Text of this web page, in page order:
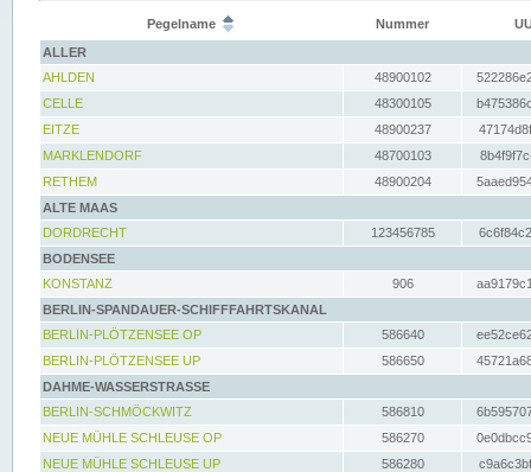
Pegelname Nummer
ALLER
AHLDEN
48900102
CELLE
48300105
EITZE
48900237
MARKLENDORF
48700103
RETHEM
48900204
ALTE MAAS
DORDRECHT
123456785
BODENSEE
KONSTANZ
906
BERLIN-SPANDAUER-SCHIFFFAHRTSKANAL
BERLIN-PLÖTZENSEE OP
586640
BERLIN-PLÖTZENSEE UP
586650
DAHME-WASSERSTRASSE
BERLIN-SCHMÖCKWITZ
586810
NEUE MÜHLE SCHLEUSE OP
586270
NEUE MÜHLE SCHLEUSE UP
586280